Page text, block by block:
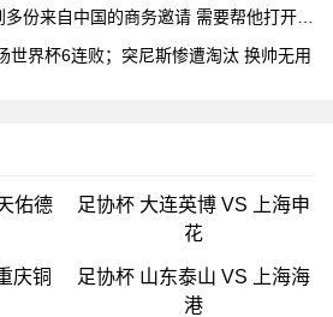
份来自中国的商务邀请 需要帮他打开中
世界杯6连败；突尼斯惨遭淘汰 换帅无用
佑德
足协杯 大连英博 VS 上海申
花
庆铜
足协杯 山东泰山 VS 上海海
港